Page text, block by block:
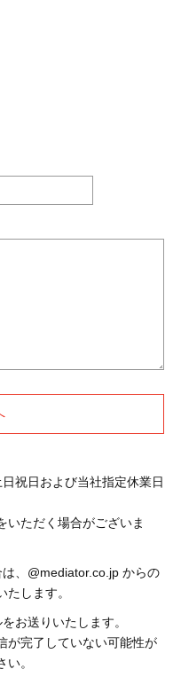
祝日および当社指定休業日
いただく場合がございま
、@mediator.co.jp からの
します。
お送りいたします。
が完了していない可能性が
。